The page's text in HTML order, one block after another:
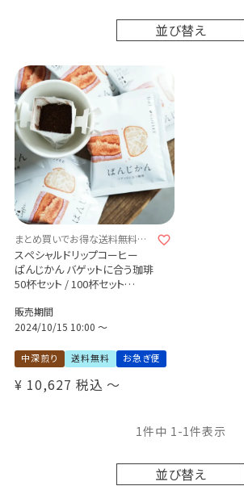
並び替え
まとめ買いでお得な送料無料セッ
ト
スペシャルドリップコーヒー
ぱんじかん バゲットに合う珈琲
50杯セット / 100杯セット
送料無料
販売期間
2024/10/15 10:00 〜
中深煎り 送料無料 お急ぎ便
¥ 10,627 税込 〜
並び替え
1件中 1-1件表示